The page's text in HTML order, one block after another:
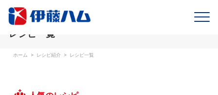
レシピ一覧
ホーム > レシピ紹介 > レシピ一覧